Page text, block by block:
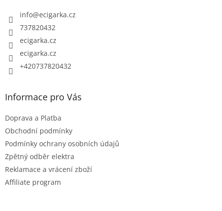
info@ecigarka.cz
737820432
ecigarka.cz
ecigarka.cz
+420737820432
Informace pro Vás
Doprava a Platba
Obchodní podmínky
Podmínky ochrany osobních údajů
Zpětný odběr elektra
Reklamace a vrácení zboží
Affiliate program